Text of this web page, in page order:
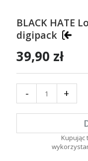
BLACK HATE
digipack
39,90 zł
- +